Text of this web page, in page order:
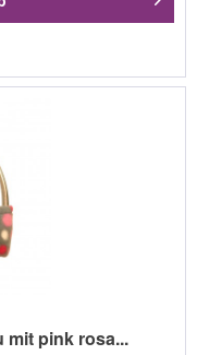
mit pink rosa...